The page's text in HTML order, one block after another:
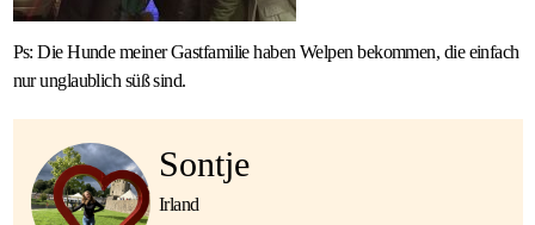
Ps: Die Hunde meiner Gastfamilie haben Welpen bekommen, die einfach
nur unglaublich süß sind.
Sontje
Irland